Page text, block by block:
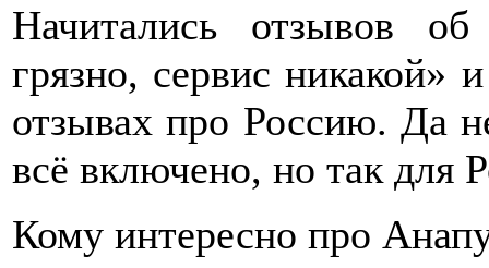
Начитались отзывов
грязно, сервис никакой»
отзывах про Россию. Да
всё включено, но так для
Кому интересно про